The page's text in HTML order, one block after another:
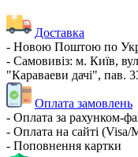
Доставка
- Новою Поштою по
- Самовивіз: м. Київ,
"Караваеви дачі", пав.
Оплата замовлень
- Оплата за рахунком-
- Оплата на сайті (Visa/
- Поповнення картки